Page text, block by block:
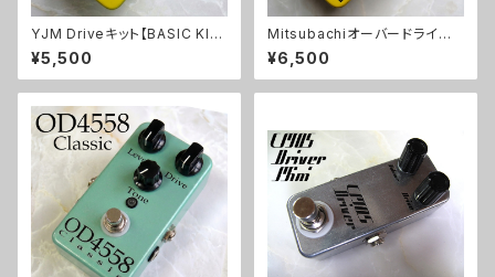
YJM Driveキット【BASIC KI
T】
¥5,500
Mitsubachiオーバードライブ
キット【BASIC KIT】
¥6,500